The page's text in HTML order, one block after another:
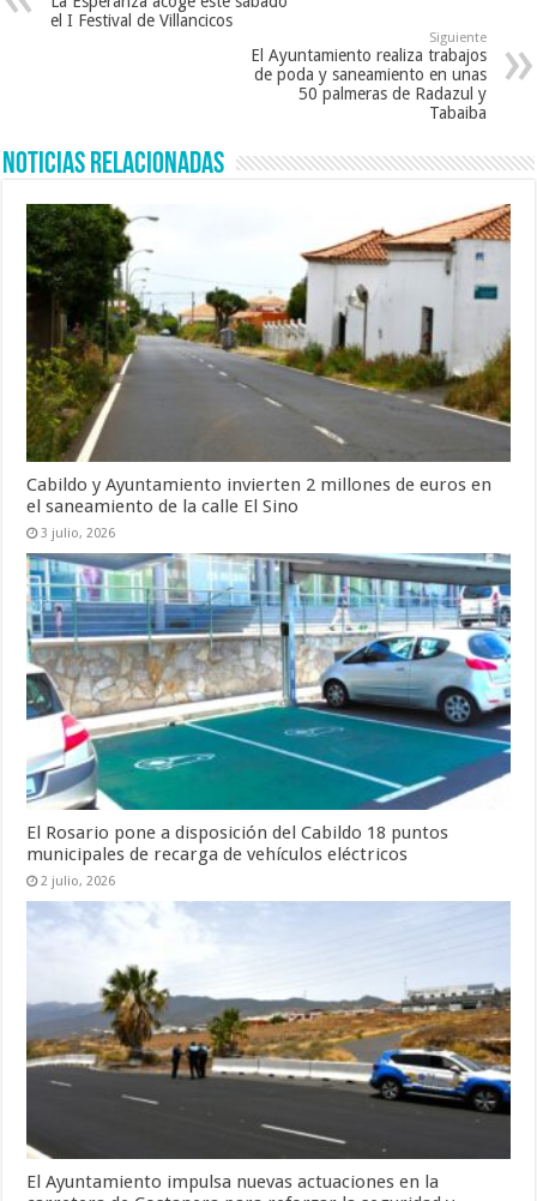
el I Festival de Villancicos
Siguiente
El Ayuntamiento realiza trabajos
de poda y saneamiento en unas
50 palmeras de Radazul y
Tabaiba
Noticias Relacionadas
Cabildo y Ayuntamiento invierten 2 millones de euros en
el saneamiento de la calle El Sino
3 julio, 2026
El Rosario pone a disposición del Cabildo 18 puntos
municipales de recarga de vehículos eléctricos
2 julio, 2026
El Ayuntamiento impulsa nuevas actuaciones en la